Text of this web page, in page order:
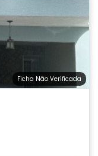
Ficha Não Verificada